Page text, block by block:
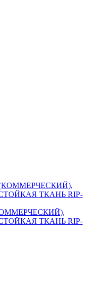
ТКАНЬ RIP-